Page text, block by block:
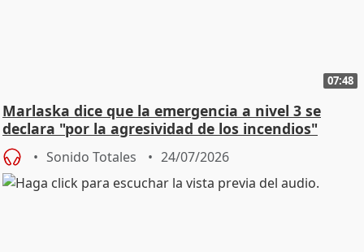
07:48
Marlaska dice que la emergencia a nivel 3 se
declara "por la agresividad de los incendios"
Sonido Totales 24/07/2026